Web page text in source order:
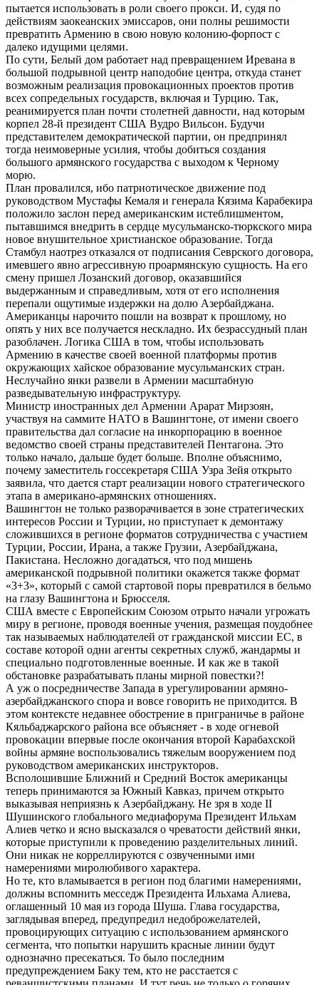
пытается использовать в роли своего прокси. И, судя по
действиям заокеанских эмиссаров, они полны решимости
превратить Армению в свою новую колонию-форпост с
далеко идущими целями.
По сути, Белый дом работает над превращением Иревана в
большой подрывной центр наподобие центра, откуда станет
возможным реализация провокационных проектов против
всех сопредельных государств, включая и Турцию. Так,
реанимируется план почти столетней давности, над которым
корпел 28-й президент США Вудро Вильсон. Будучи
представителем демократической партии, он предпринял
тогда неимоверные усилия, чтобы добиться создания
большого армянского государства с выходом к Черному
морю.
План провалился, ибо патриотическое движение под
руководством Мустафы Кемаля и генерала Кязима Карабекира
положило заслон перед американским истеблишментом,
пытавшимся внедрить в сердце мусульманско-тюркского мира
новое внушительное христианское образование. Тогда
Стамбул наотрез отказался от подписания Севрского договора,
имевшего явно агрессивную проармянскую сущность. На его
смену пришел Лозанский договор, оказавшийся
выдержанным и справедливым, хотя от его исполнения
перепали ощутимые издержки на долю Азербайджана.
Американцы нарочито пошли на возврат к прошлому, но
опять у них все получается нескладно. Их безрассудный план
разоблачен. Логика США в том, чтобы использовать
Армению в качестве своей военной платформы против
окружающих хайское образование мусульманских стран.
Неслучайно янки развели в Армении масштабную
разведывательную инфраструктуру.
Министр иностранных дел Армении Арарат Мирзоян,
участвуя на саммите НАТО в Вашингтоне, от имени своего
правительства дал согласие на инкорпорацию в военное
ведомство своей страны представителей Пентагона. Это
только начало, дальше будет больше. Вполне объяснимо,
почему заместитель госсекретаря США Узра Зейя открыто
заявила, что дается старт реализации нового стратегического
этапа в американо-армянских отношениях.
Вашингтон не только разворачивается в зоне стратегических
интересов России и Турции, но приступает к демонтажу
сложившихся в регионе форматов сотрудничества с участием
Турции, России, Ирана, а также Грузии, Азербайджана,
Пакистана. Несложно догадаться, что под мишень
американской подрывной политики окажется также формат
«3+3», который с самой стартовой поры превратился в бельмо
на глазу Вашингтона и Брюсселя.
США вместе с Европейским Союзом отрыто начали угрожать
миру в регионе, проводя военные учения, размещая поудобнее
так называемых наблюдателей от гражданской миссии ЕС, в
составе которой одни агенты секретных служб, жандармы и
специально подготовленные военные. И как же в такой
обстановке разрабатывать планы мирной повестки?!
А уж о посредничестве Запада в урегулировании армяно-
азербайджанского спора и вовсе говорить не приходится. В
этом контексте недавнее обострение в приграничье в районе
Кяльбаджарского района все объясняет - в ходе огневой
провокации впервые после окончания второй Карабахской
войны армяне воспользовались тяжелым вооружением под
руководством американских инструкторов.
Всполошившие Ближний и Средний Восток американцы
теперь принимаются за Южный Кавказ, причем открыто
выказывая неприязнь к Азербайджану. Не зря в ходе II
Шушинского глобального медиафорума Президент Ильхам
Алиев четко и ясно высказался о чреватости действий янки,
которые приступили к проведению разделительных линий.
Они никак не корреллируются с озвученными ими
намерениями миролюбивого характера.
Но те, кто вламывается в регион под благими намерениями,
должны вспомнить месседж Президента Ильхама Алиева,
оглашенный 10 мая из города Шуша. Глава государства,
заглядывая вперед, предупредил недоброжелателей,
провоцирующих ситуацию с использованием армянского
сегмента, что попытки нарушить красные линии будут
однозначно пресекаться. То было последним
предупреждением Баку тем, кто не расстается с